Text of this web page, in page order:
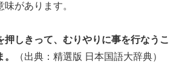
味があります。
押しきって、むりやりに事を行なうこ
（出典：精選版 日本国語大辞典）